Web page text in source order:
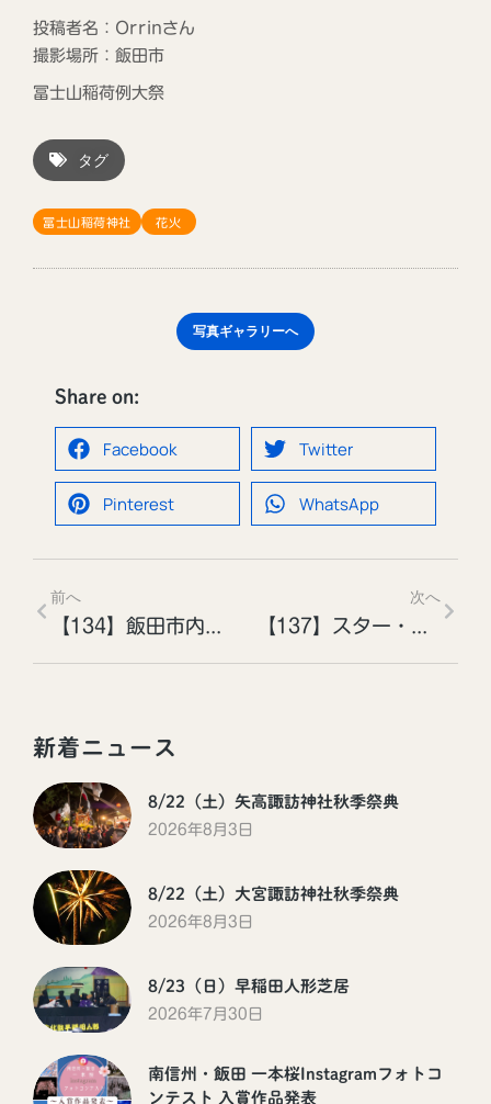
投稿者名：Orrinさん
撮影場所： 飯田市
冨士山稲荷例大祭
タグ
冨士山稲荷神社 花火
写真ギャラリーへ
Share on:
Facebook Twitter
Pinterest WhatsApp
前へ 次へ
新着ニュース
8/22（土）矢高諏訪神社秋季祭典
2026年8月3日
8/22（土）大宮諏訪神社秋季祭典
2026年8月3日
8/23（日）早稲田人形芝居
2026年7月30日
南信州・飯田 一本桜Instagramフォトコ
ンテスト 入賞作品発表